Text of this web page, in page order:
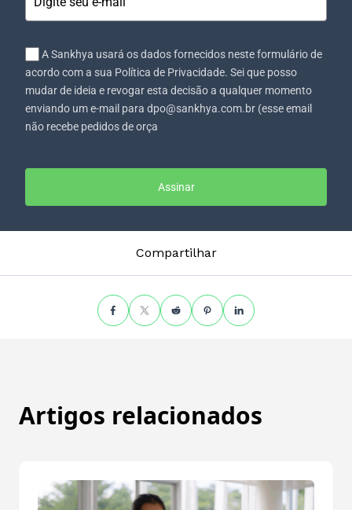
A Sankhya usará os dados fornecidos neste formulário de
acordo com a sua Política de Privacidade. Sei que posso
mudar de ideia e revogar esta decisão a qualquer momento
enviando um e-mail para dpo@sankhya.com.br (esse email
não recebe pedidos de orça
Assinar
Compartilhar
Artigos relacionados